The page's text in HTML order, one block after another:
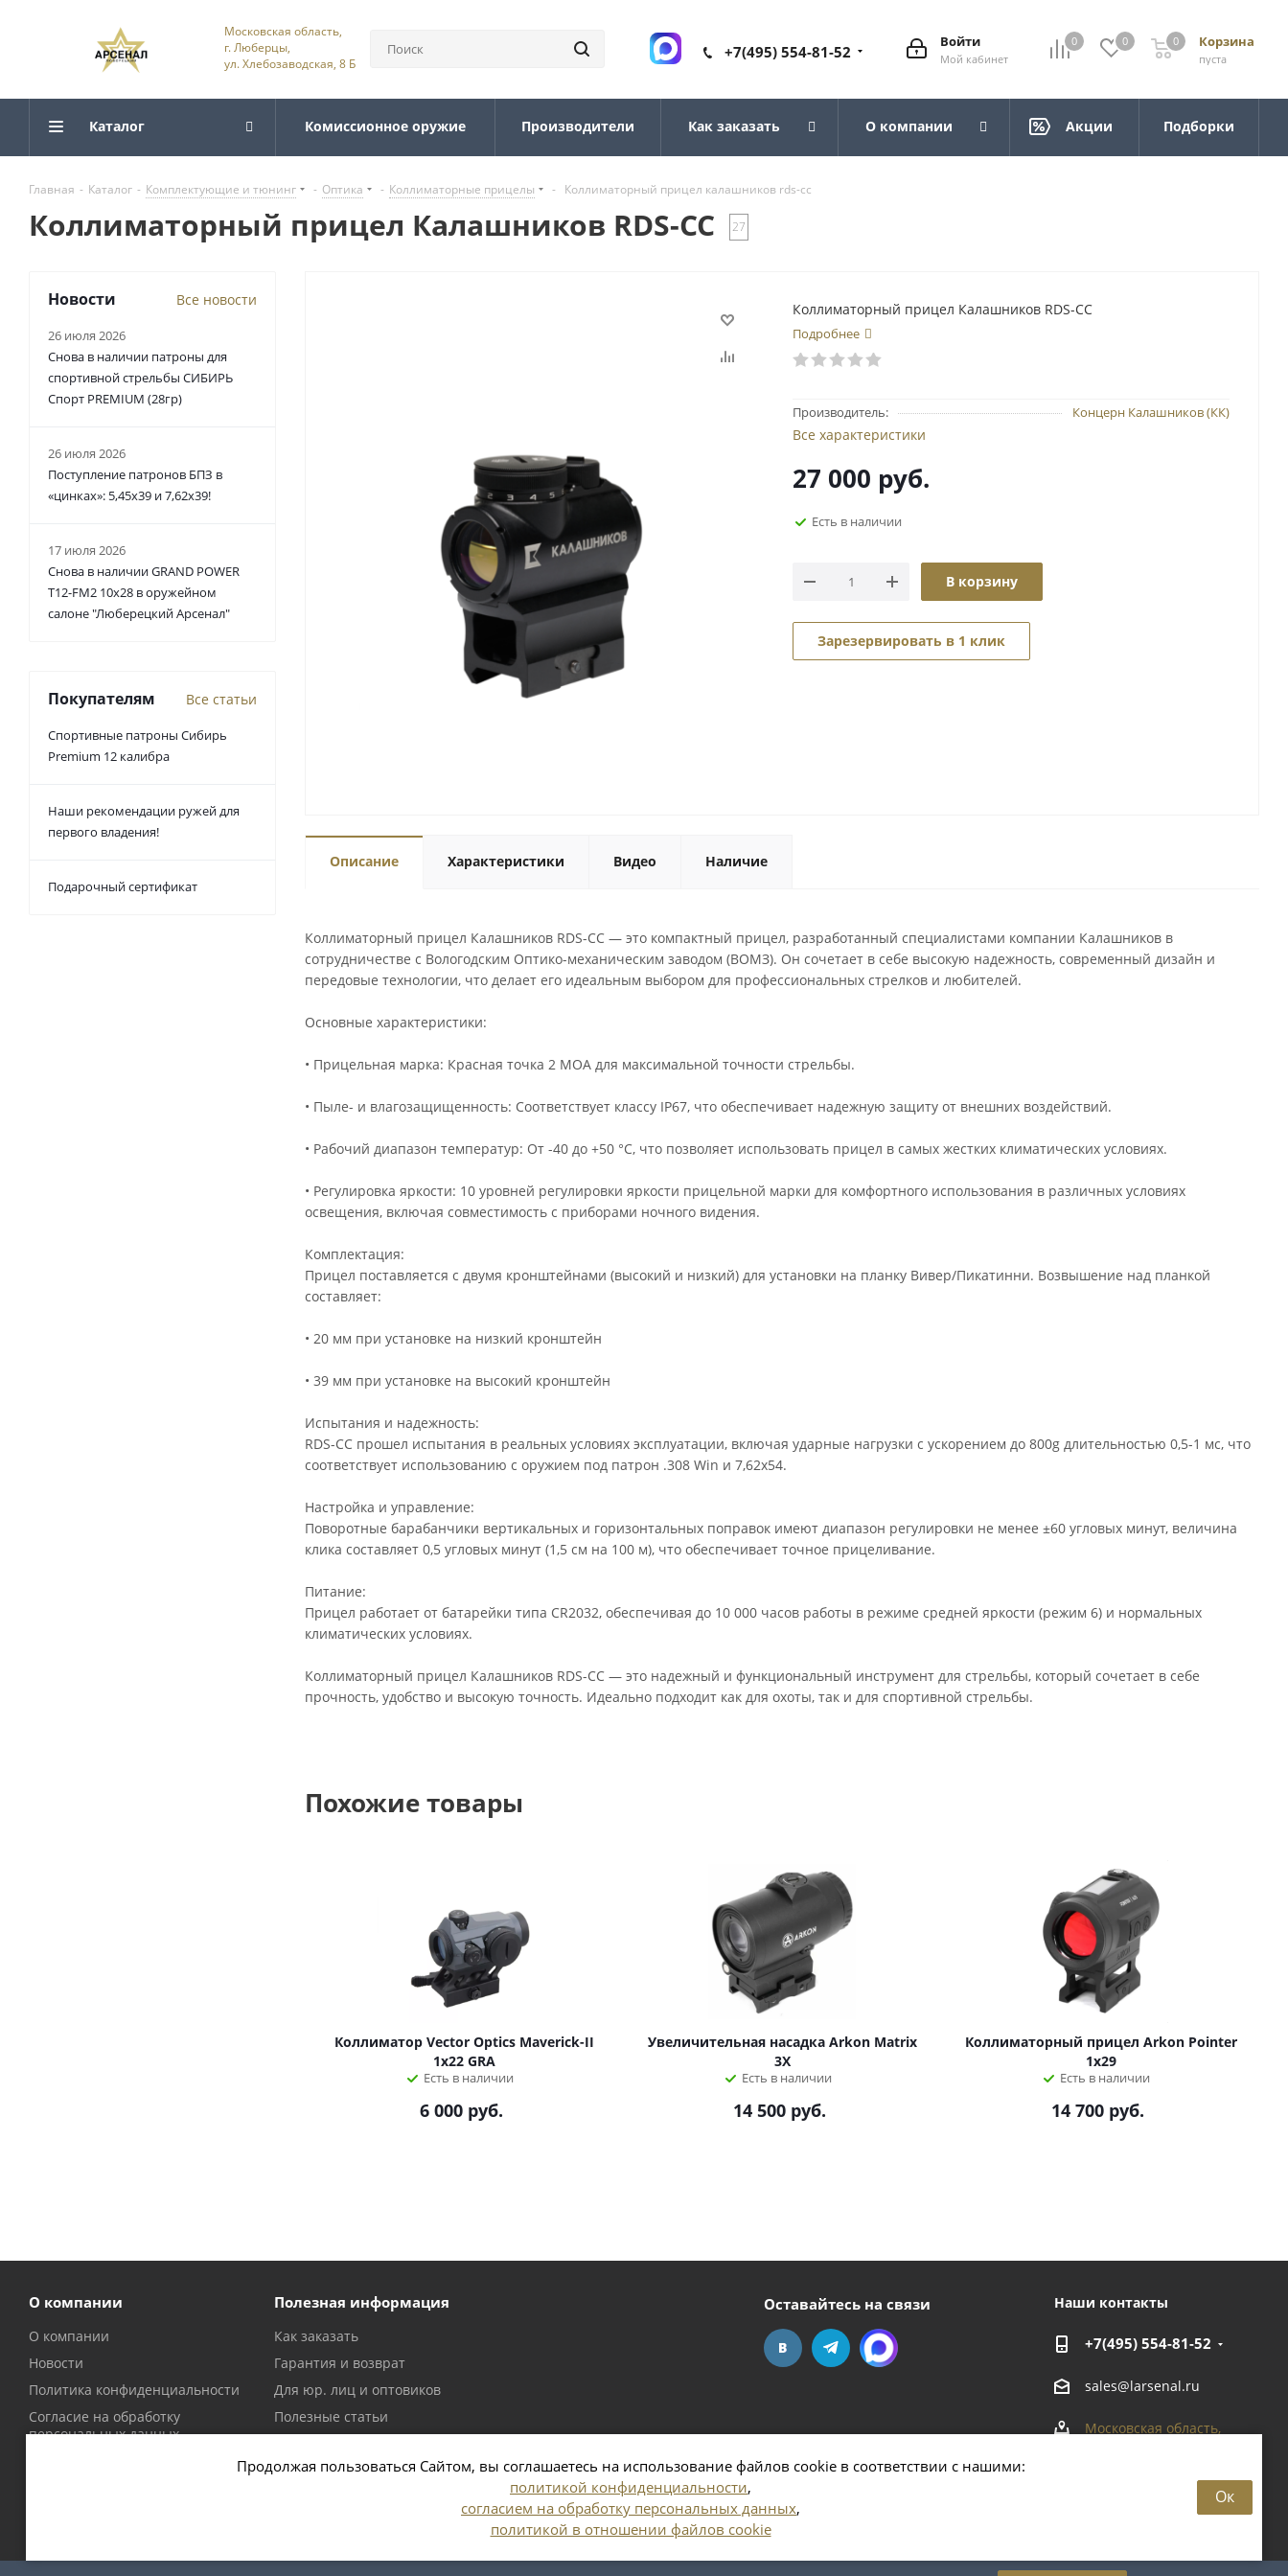
Продолжая пользоваться Сайтом, вы соглашаетесь на использование файлов cookie в соответствии с нашими:
политикой конфиденциальности,
согласием на обработку персональных данных,
политикой в отношении файлов cookie
Ок
Московская область,
г. Люберцы,
ул. Хлебозаводская, 8 Б
0 0 Корзина
пуста
0
Войти
Мой кабинет
+7(495) 554-81-52
Каталог Комиссионное оружие Производители Как заказать О компании Акции Подборки
Главная - Каталог - Комплектующие и тюнинг - Оптика - Коллиматорные прицелы - Коллиматорный прицел калашников rds-cc
Коллиматорный прицел Калашников RDS-CC 27
Коллиматорный прицел Калашников RDS-CC
Подробнее
Производитель: Концерн Калашников (КК)
Все характеристики
27 000 руб.
Есть в наличии
В корзину
Зарезервировать в 1 клик
Описание Характеристики Видео Наличие
Коллиматорный прицел Калашников RDS-CC — это компактный прицел, разработанный специалистами компании Калашников в
сотрудничестве с Вологодским Оптико-механическим заводом (ВОМЗ). Он сочетает в себе высокую надежность, современный дизайн и
передовые технологии, что делает его идеальным выбором для профессиональных стрелков и любителей.
Основные характеристики:
• Прицельная марка: Красная точка 2 МОА для максимальной точности стрельбы.
• Пыле- и влагозащищенность: Соответствует классу IP67, что обеспечивает надежную защиту от внешних воздействий.
• Рабочий диапазон температур: От -40 до +50 °С, что позволяет использовать прицел в самых жестких климатических условиях.
• Регулировка яркости: 10 уровней регулировки яркости прицельной марки для комфортного использования в различных условиях
освещения, включая совместимость с приборами ночного видения.
Комплектация:
Прицел поставляется с двумя кронштейнами (высокий и низкий) для установки на планку Вивер/Пикатинни. Возвышение над планкой
составляет:
• 20 мм при установке на низкий кронштейн
• 39 мм при установке на высокий кронштейн
Испытания и надежность:
RDS-CC прошел испытания в реальных условиях эксплуатации, включая ударные нагрузки с ускорением до 800g длительностью 0,5-1 мс, что
соответствует использованию с оружием под патрон .308 Win и 7,62х54.
Настройка и управление:
Поворотные барабанчики вертикальных и горизонтальных поправок имеют диапазон регулировки не менее ±60 угловых минут, величина
клика составляет 0,5 угловых минут (1,5 см на 100 м), что обеспечивает точное прицеливание.
Питание:
Прицел работает от батарейки типа CR2032, обеспечивая до 10 000 часов работы в режиме средней яркости (режим 6) и нормальных
климатических условиях.
Коллиматорный прицел Калашников RDS-CC — это надежный и функциональный инструмент для стрельбы, который сочетает в себе
прочность, удобство и высокую точность. Идеально подходит как для охоты, так и для спортивной стрельбы.
Похожие товары
Коллиматор Vector Optics Maverick-II
1x22 GRA
Есть в наличии
6 000руб.
Увеличительная насадка Arkon Matrix
3X
Есть в наличии
14 500руб.
Коллиматорный прицел Arkon Pointer
1х29
Есть в наличии
14 700руб.
Новости Все новости
26 июля 2026
Снова в наличии патроны для
спортивной стрельбы СИБИРЬ
Спорт PREMIUM (28гр)
26 июля 2026
Поступление патронов БПЗ в
«цинках»: 5,45х39 и 7,62х39!
17 июля 2026
Снова в наличии GRAND POWER
T12-FM2 10x28 в оружейном
салоне "Люберецкий Арсенал"
Покупателям Все статьи
Спортивные патроны Сибирь
Premium 12 калибра
Наши рекомендации ружей для
первого владения!
Подарочный сертификат
О компании
О компании
Новости
Политика конфиденциальности
Согласие на обработку
персональных данных
Полезная информация
Как заказать
Гарантия и возврат
Для юр. лиц и оптовиков
Полезные статьи
Оставайтесь на связи Наши контакты
+7(495) 554-81-52
sales@larsenal.ru
Московская область,